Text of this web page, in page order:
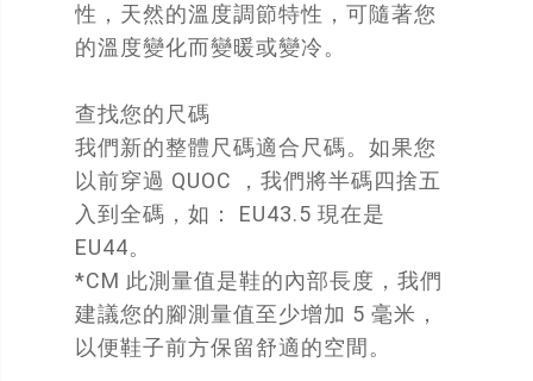
性，天然的溫度調節特性，可隨著您
的溫度變化而變暖或變冷。
查找您的尺碼
我們新的整體尺碼適合尺碼。如果您
以前穿過 QUOC ，我們將半碼四捨五
入到全碼，如： EU43.5 現在是
EU44。
*CM 此測量值是鞋的內部長度，我們
建議您的腳測量值至少增加 5 毫米，
以便鞋子前方保留舒適的空間。